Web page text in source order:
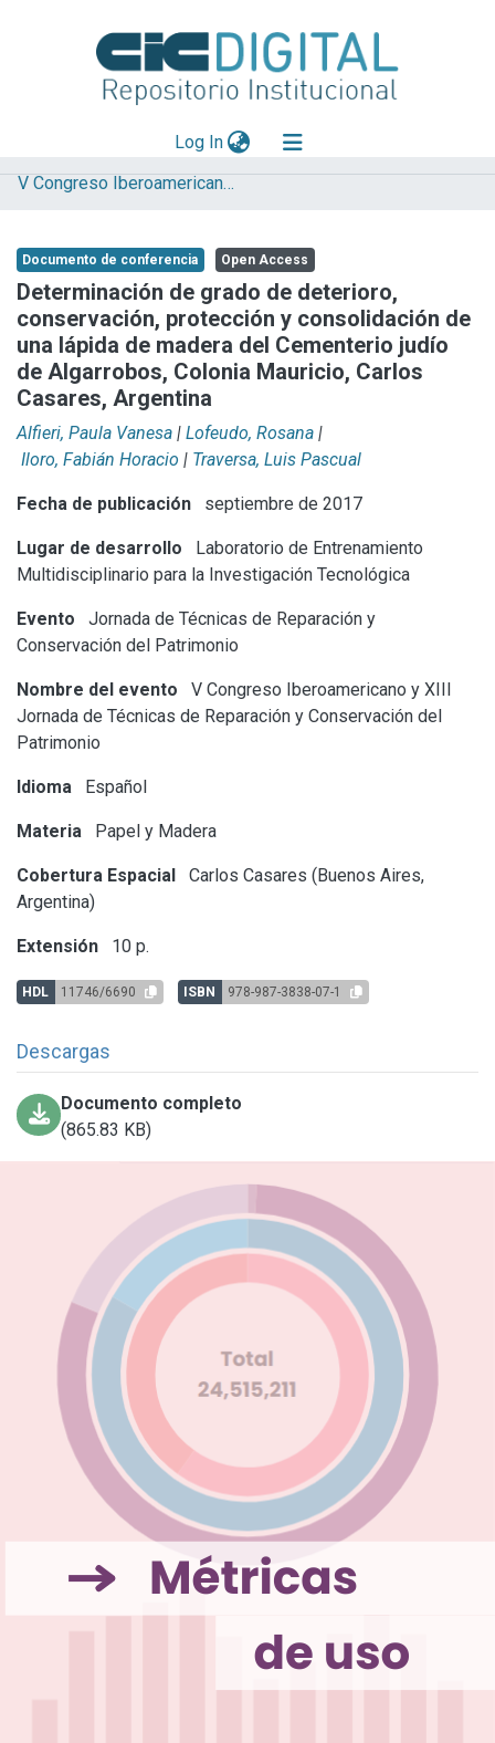
Log In(current)
Explorar
Aportar material
Statistics
V Congreso Iberoamericano y XIII Jornada de Técnicas de Reparación y Conservación del Patrimonio
Documento de conferencia Open Access
Determinación de grado de deterioro,
conservación, protección y consolidación de
una lápida de madera del Cementerio judío
de Algarrobos, Colonia Mauricio, Carlos
Casares, Argentina
Alfieri, Paula Vanesa | Lofeudo, Rosana |
Iloro, Fabián Horacio | Traversa, Luis Pascual
Fecha de publicación septiembre de 2017
Lugar de desarrollo
Laboratorio de Entrenamiento
Multidisciplinario para la Investigación Tecnológica
Evento
Jornada de Técnicas de Reparación y
Conservación del Patrimonio
Nombre del evento
V Congreso Iberoamericano y XIII
Jornada de Técnicas de Reparación y Conservación del
Patrimonio
Idioma Español
Materia Papel y Madera
Cobertura Espacial
Carlos Casares (Buenos Aires,
Argentina)
Extensión 10 p.
HDL 11746/6690 ISBN 978-987-3838-07-1
Descargas
Documento completo
(865.83 KB)